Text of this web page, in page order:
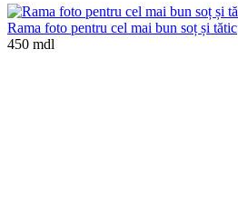
Rama foto pentru cel mai bun soț și tătic
450 mdl